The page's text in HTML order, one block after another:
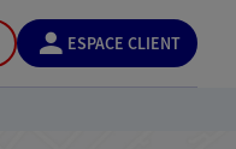
ESPACE CLIENT